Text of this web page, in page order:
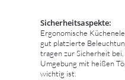
Sicherheitsaspekte:
Ergonomische
gut platzierte
tragen zur Sicherheit
Umgebung mit heißen
wichtig ist.